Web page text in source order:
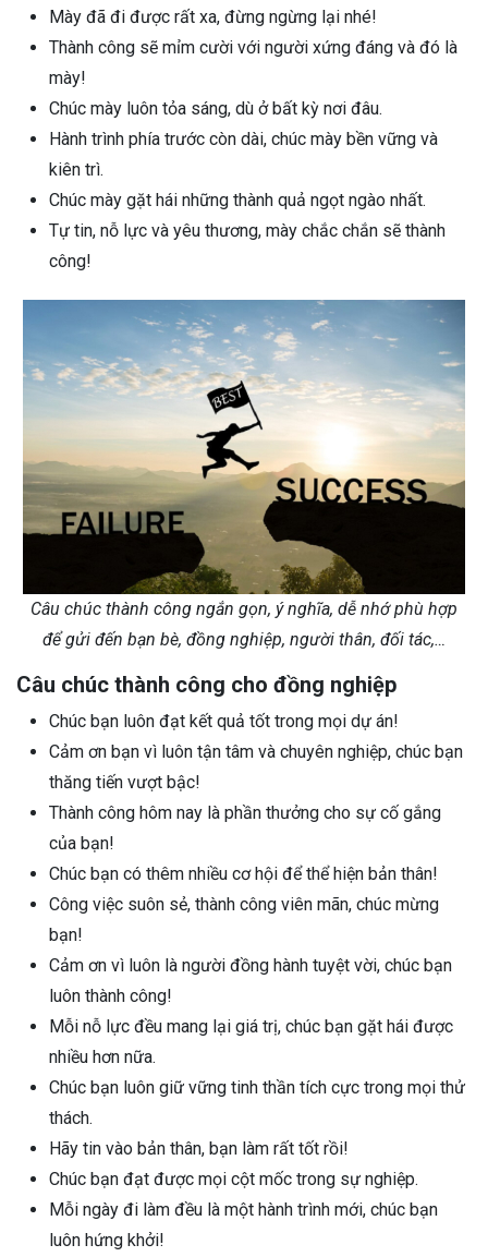
Mày đã đi được rất xa, đừng ngừng lại nhé!
Thành công sẽ mỉm cười với người xứng đáng và đó là
mày!
Chúc mày luôn tỏa sáng, dù ở bất kỳ nơi đâu.
Hành trình phía trước còn dài, chúc mày bền vững và
kiên trì.
Chúc mày gặt hái những thành quả ngọt ngào nhất.
Tự tin, nỗ lực và yêu thương, mày chắc chắn sẽ thành
công!
Câu chúc thành công ngắn gọn, ý nghĩa, dễ nhớ phù hợp
để gửi đến bạn bè, đồng nghiệp, người thân, đối tác,…
Câu chúc thành công cho đồng nghiệp
Chúc bạn luôn đạt kết quả tốt trong mọi dự án!
Cảm ơn bạn vì luôn tận tâm và chuyên nghiệp, chúc bạn
thăng tiến vượt bậc!
Thành công hôm nay là phần thưởng cho sự cố gắng
của bạn!
Chúc bạn có thêm nhiều cơ hội để thể hiện bản thân!
Công việc suôn sẻ, thành công viên mãn, chúc mừng
bạn!
Cảm ơn vì luôn là người đồng hành tuyệt vời, chúc bạn
luôn thành công!
Mỗi nỗ lực đều mang lại giá trị, chúc bạn gặt hái được
nhiều hơn nữa.
Chúc bạn luôn giữ vững tinh thần tích cực trong mọi thử
thách.
Hãy tin vào bản thân, bạn làm rất tốt rồi!
Chúc bạn đạt được mọi cột mốc trong sự nghiệp.
Mỗi ngày đi làm đều là một hành trình mới, chúc bạn
luôn hứng khởi!